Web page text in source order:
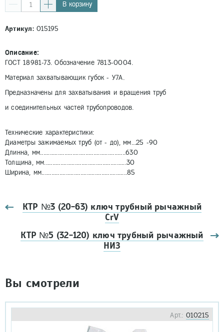
В корзину
Артикул:015195
Описание:
ГОСТ 18981-73. Обозначение 7813-0004.
Материал захватывающик губок - У7А.
Предназначены для захватывания и вращения труб
и соединительных частей трубопроводов.
Технические характеристики:
Диаметры зажимаемых труб (от - до), мм...25 -90
Длинна, мм.....................................................630
Толщина, мм...................................................30
Ширина, мм.....................................................85
КТР №3 (20-63) ключ трубный рычажный
CrV
КТР №5 (32-120) ключ трубный рычажный
НИЗ
Вы смотрели
Арт.: 010215